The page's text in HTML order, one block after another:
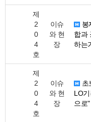
제
2
0
4
호
이슈
와 현
장
봉
합과
하는
제
2
0
4
호
이슈
와 현
장
초
LO
으로"